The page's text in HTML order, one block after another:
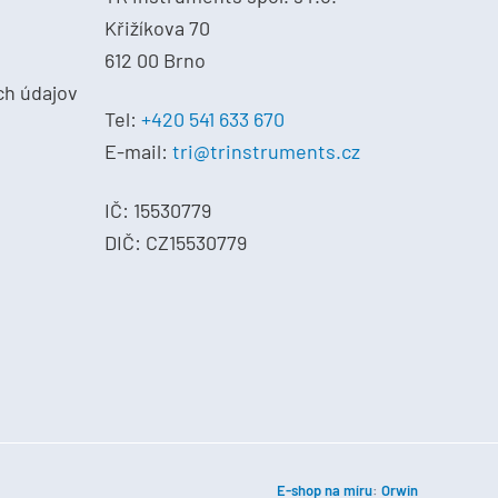
údajov
Křižíkova 70
612 00 Brno
Tel: +420 541 633 670
E-mail: tri@trinstruments.cz
IČ: 15530779
DIČ: CZ15530779
E-shop na míru: Orwin